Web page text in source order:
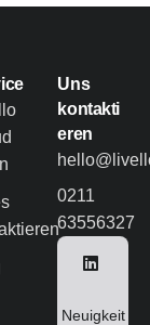
Uns
kontakti
eren
0211
63556327
Neuigkeit